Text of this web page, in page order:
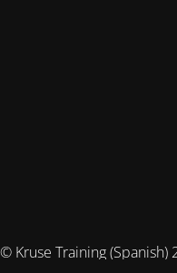
© Kruse Training (Spanish)